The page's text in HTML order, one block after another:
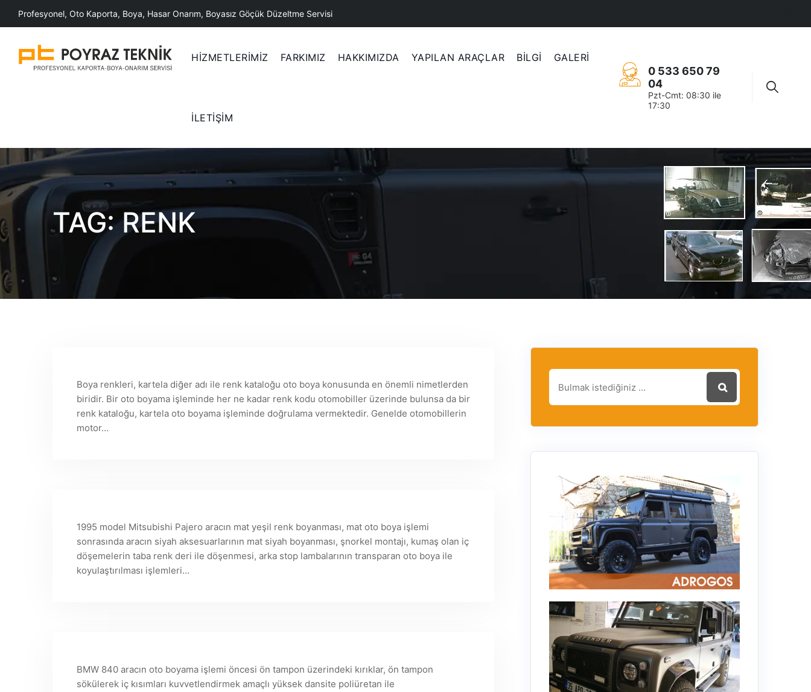
Profesyonel, Oto Kaporta, Boya, Hasar Onarım, Boyasız Göçük Düzeltme Servisi
HİZMETLERİMİZ FARKIMIZ HAKKIMIZDA YAPILAN ARAÇLAR BİLGİ GALERİ
İLETİŞİM
0 533 650 79
04
Pzt-Cmt: 08:30 ile
17:30
TAG: RENK
Boya renkleri, kartela diğer adı ile renk kataloğu oto boya konusunda en önemli nimetlerden
biridir. Bir oto boyama işleminde her ne kadar renk kodu otomobiller üzerinde bulunsa da bir
renk kataloğu, kartela oto boyama işleminde doğrulama vermektedir. Genelde otomobillerin
motor…
1995 model Mitsubishi Pajero aracın mat yeşil renk boyanması, mat oto boya işlemi
sonrasında aracın siyah aksesuarlarının mat siyah boyanması, şnorkel montajı, kumaş olan iç
döşemelerin taba renk deri ile döşenmesi, arka stop lambalarının transparan oto boya ile
koyulaştırılması işlemleri…
BMW 840 aracın oto boyama işlemi öncesi ön tampon üzerindeki kırıklar, ön tampon
sökülerek iç kısımları kuvvetlendirmek amaçlı yüksek dansite poliüretan ile